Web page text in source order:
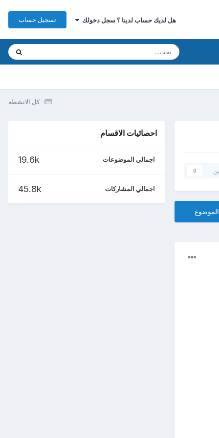
هل لديك حساب لدينا ؟ سجل دخولك تسجيل حساب
كل الانشطه
0
احصائيات الاقسام
اجمالي الموضوعات 19.6k
اجمالي المشاركات 45.8k